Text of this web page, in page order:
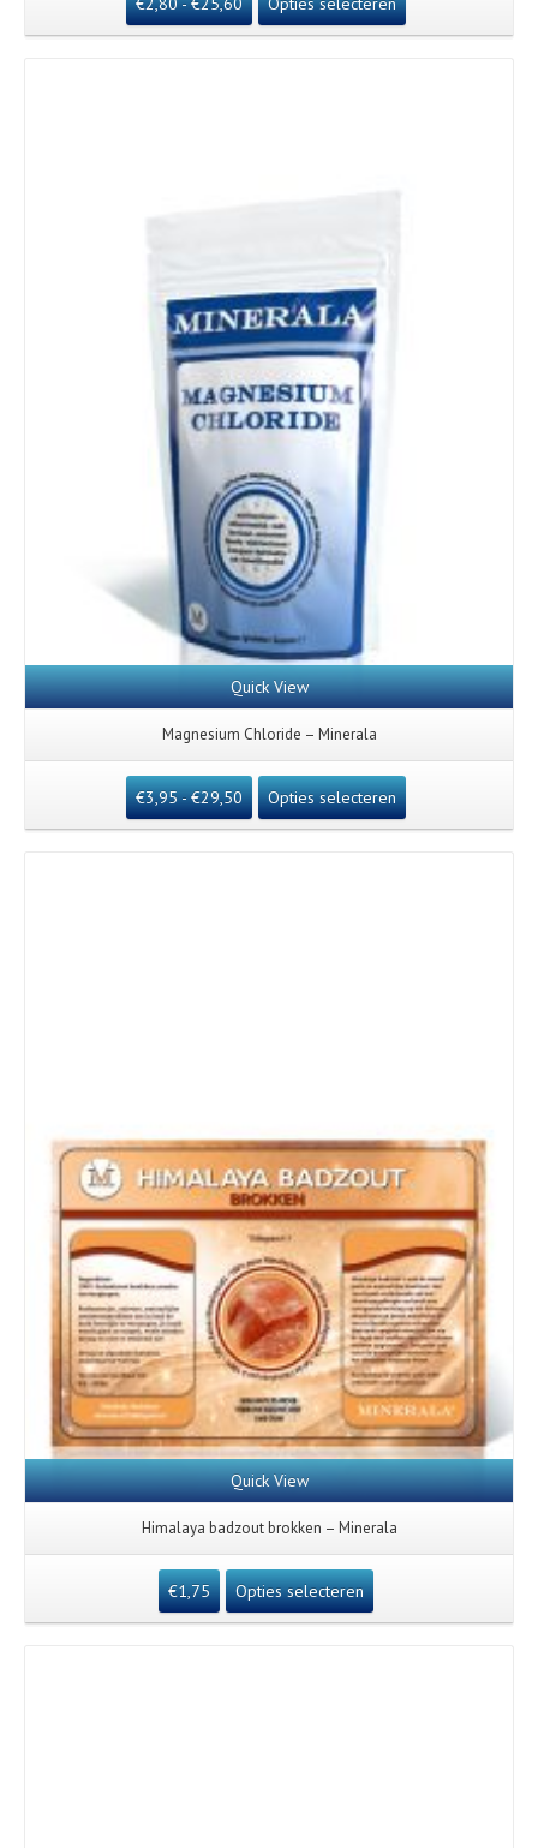
Quick View
Magnesium Chloride – Minerala
€3,95- €29,50 Opties selecteren
Quick View
Himalaya badzout brokken – Minerala
€1,75 Opties selecteren